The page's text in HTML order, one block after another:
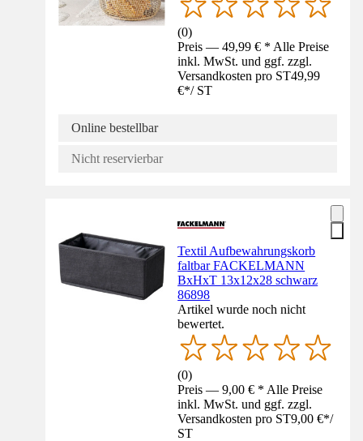
(0)
Preis — 49,99 € * Alle Preise
inkl. MwSt. und ggf. zzgl.
Versandkosten pro ST49,99
€*/ ST
Online bestellbar
Nicht reservierbar
Textil Aufbewahrungskorb
faltbar FACKELMANN
BxHxT 13x12x28 schwarz
86898
Artikel wurde noch nicht
bewertet.
(0)
Preis — 9,00 € * Alle Preise
inkl. MwSt. und ggf. zzgl.
Versandkosten pro ST9,00 €*/
ST